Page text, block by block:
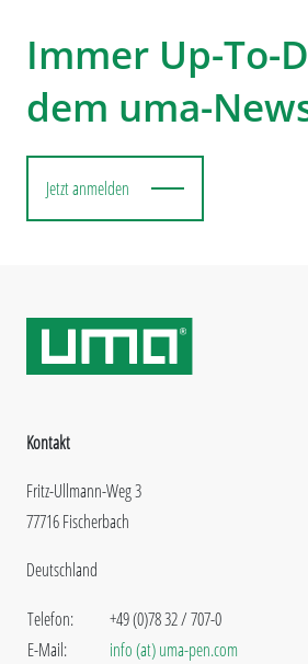
Immer Up-To-
dem uma-
Jetzt anmelden
Kontakt
Fritz-Ullmann-Weg 3
77716 Fischerbach
Deutschland
Telefon:
E-Mail:
+49 (0)78 32 / 707-0
info (at) uma-pen.com